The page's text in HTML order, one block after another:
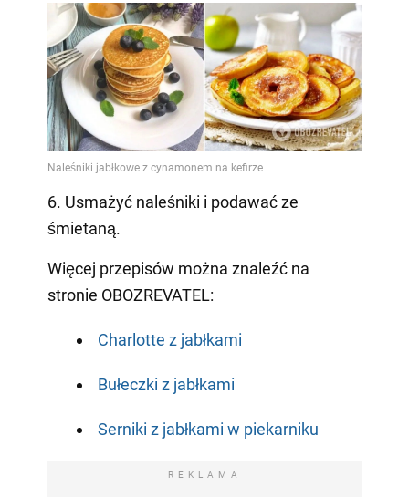
6. Usmażyć naleśniki i podawać ze
śmietaną.
Więcej przepisów można znaleźć na
stronie OBOZREVATEL:
Charlotte z jabłkami
Bułeczki z jabłkami
Serniki z jabłkami w piekarniku
REKLAMA